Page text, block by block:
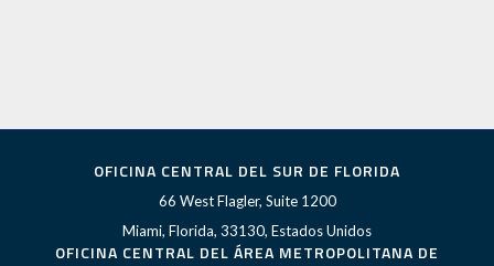
OFICINA CENTRAL DEL SUR DE FLORIDA
66 West Flagler, Suite 1200
Miami, Florida, 33130, Estados Unidos
OFICINA CENTRAL DEL ÁREA METROPOLITANA DE